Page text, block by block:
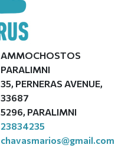
AMMOCHOSTOS
PARALIMNI
35, PERNERAS AVENUE,
33687
5296, PARALIMNI
23834235
chavasmarios@gmail.com